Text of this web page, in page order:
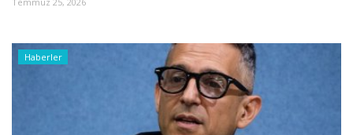
Sizlerden Gelenler
Yorumlar
Haberler